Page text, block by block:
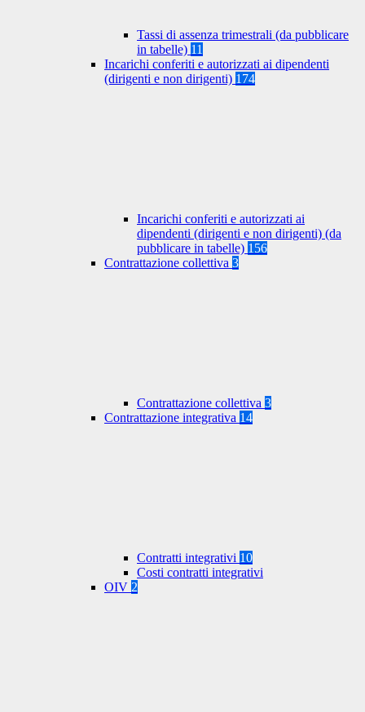
Tassi di assenza trimestrali (da pubblicare
in tabelle) 11
Incarichi conferiti e autorizzati ai dipendenti
(dirigenti e non dirigenti) 174
Incarichi conferiti e autorizzati ai
dipendenti (dirigenti e non dirigenti) (da
pubblicare in tabelle) 156
Contrattazione collettiva 3
Contrattazione collettiva 3
Contrattazione integrativa 14
Contratti integrativi 10
Costi contratti integrativi
OIV 2